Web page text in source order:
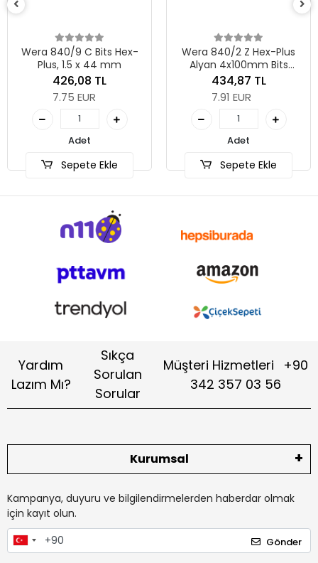
Wera 840/9 C Bits Hex-
Plus, 1.5 x 44 mm
426,08 TL
7.75 EUR
Adet
Sepete Ekle
Wera 840/2 Z Hex-Plus
Alyan 4x100mm Bits
05057570001
434,87 TL
7.91 EUR
Adet
Sepete Ekle
Yardım
Lazım Mı?
Sıkça
Sorulan
Sorular
Müşteri Hizmetleri
+90
342 357 03 56
Kurumsal
Kampanya, duyuru ve bilgilendirmelerden haberdar olmak
için kayıt olun.
Gönder